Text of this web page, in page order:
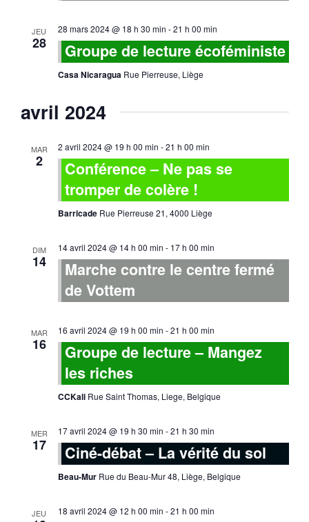
JEU
28
28 mars 2024 @ 18 h 30 min -21 h 00 min
Groupe de lecture écoféministe
Casa Nicaragua Rue Pierreuse, Liège
avril 2024
MAR
2
2 avril 2024 @ 19 h 00 min -21 h 00 min
Conférence – Ne pas se
tromper de colère !
Barricade Rue Pierreuse 21, 4000 Liège
DIM
14
14 avril 2024 @ 14 h 00 min - 17 h 00 min
Marche contre le centre fermé
de Vottem
MAR
16
16 avril 2024 @ 19 h 00 min -21 h 00 min
Groupe de lecture – Mangez
les riches
CCKali Rue Saint Thomas, Liege, Belgique
MER
17
17 avril 2024 @ 19 h 30 min -21 h 30 min
Ciné-débat – La vérité du sol
Beau-Mur Rue du Beau-Mur 48, Liège, Belgique
JEU 18 avril 2024 @ 12 h 00 min -21 h 00 min